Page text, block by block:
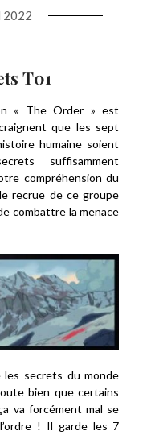
2022
T01
« The Order » est
que les sept
humaine soient
suffisamment
compréhension du
recrue de ce groupe
combattre la menace
les secrets du monde
bien que certains
va forcément mal se
! Il garde les 7